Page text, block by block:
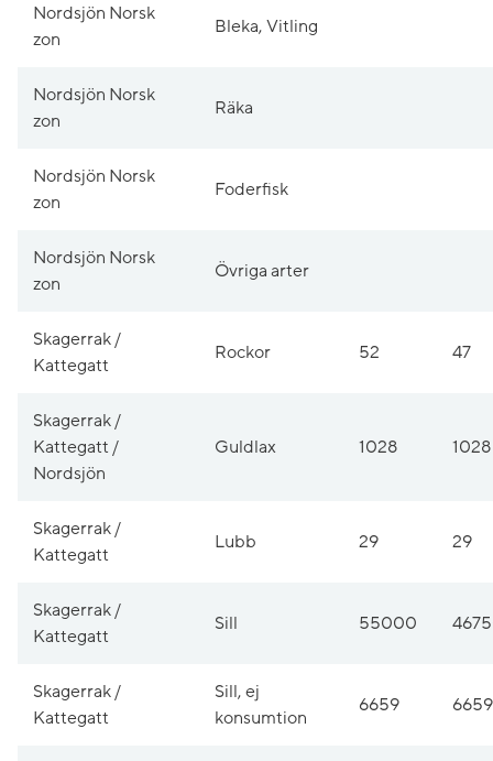
Nordsjön Norsk
zon
Bleka, Vitling
Nordsjön Norsk
zon
Räka
Nordsjön Norsk
zon
Foderfisk
Nordsjön Norsk
zon
Övriga arter
Skagerrak /
Kattegatt
Rockor 52 47
Skagerrak /
Kattegatt /
Nordsjön
Guldlax 1028 1028
Skagerrak /
Kattegatt
Lubb 29 29
Skagerrak /
Kattegatt
Sill 55000
Skagerrak /
Kattegatt
Sill, ej
konsumtion
6659 6659